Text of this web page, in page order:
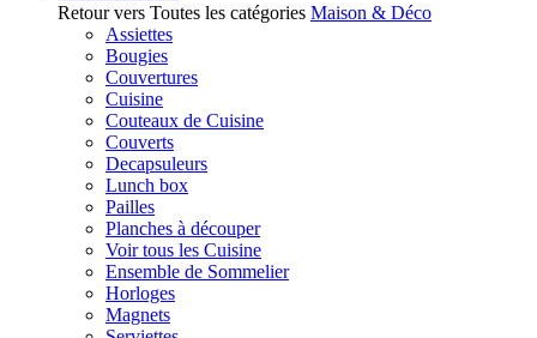
Retour vers Toutes les catégories Maison & Déco
Assiettes
Bougies
Couvertures
Cuisine
Couteaux de Cuisine
Couverts
Decapsuleurs
Lunch box
Pailles
Planches à découper
Voir tous les Cuisine
Ensemble de Sommelier
Horloges
Magnets